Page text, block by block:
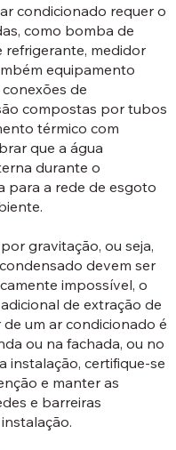
condicionado requer o
como bomba de
refrigerante, medidor
equipamento
de
compostas por tubos
térmico com
que a água
durante o
para a rede de esgoto
gravitação, ou seja,
devem ser
impossível, o
de extração de
um ar condicionado é
ou na fachada, ou no
instalação, certifique-se
e manter as
e barreiras